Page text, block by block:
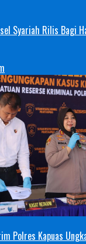
Syariah Rilis Bagi
Polres Kapuas